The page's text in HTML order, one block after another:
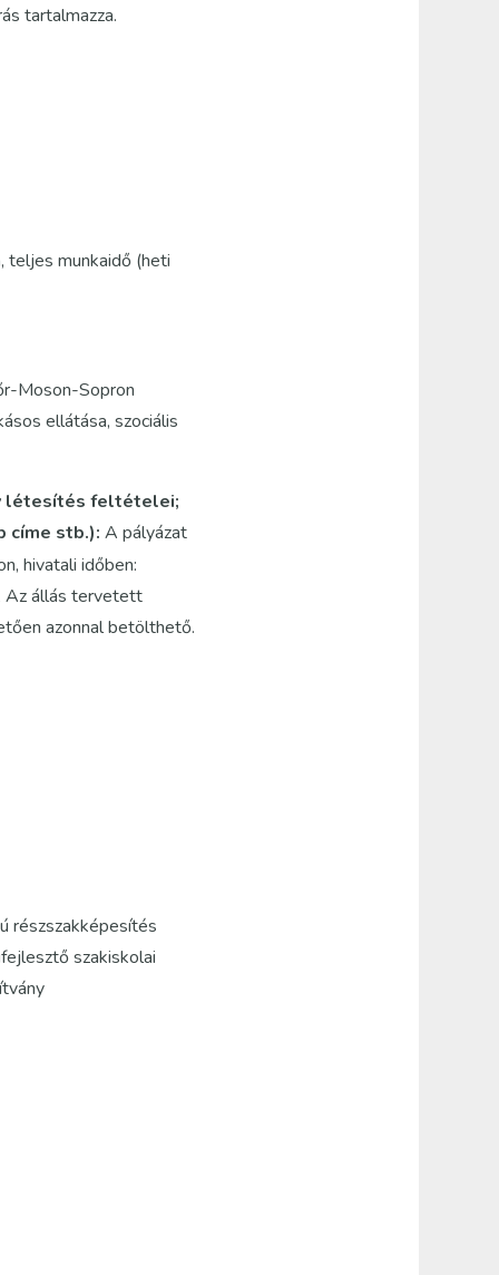
tartalmazza.
teljes munkaidő (heti
Moson-Sopron
ellátása, szociális
létesítés feltételei;
címe stb.): A pályázat
hivatali időben:
Az állás tervetett
azonnal betölthető.
részszakképesítés
szakiskolai